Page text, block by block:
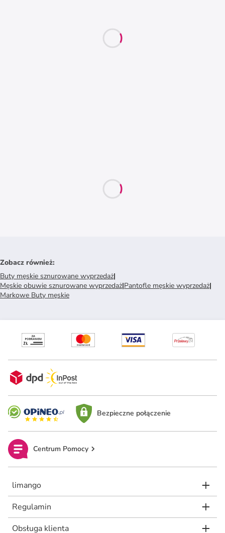
Zobacz również:
Buty męskie sznurowane wyprzedaż|
Męskie obuwie sznurowane wyprzedaż|Pantofle męskie wyprzedaż|
Markowe Buty męskie
Bezpieczne połączenie
Centrum Pomocy
limango
Regulamin
Obsługa klienta